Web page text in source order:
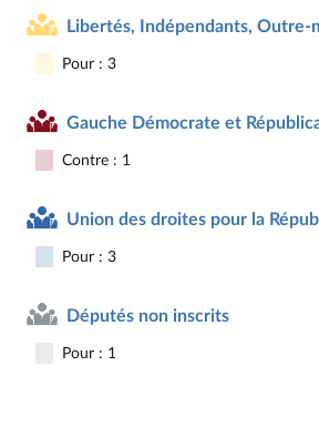
Libertés, Indépendants, Outre-
Pour : 3
Gauche Démocrate et
Contre : 1
Union des droites pour la
Pour : 3
Députés non inscrits
Pour : 1